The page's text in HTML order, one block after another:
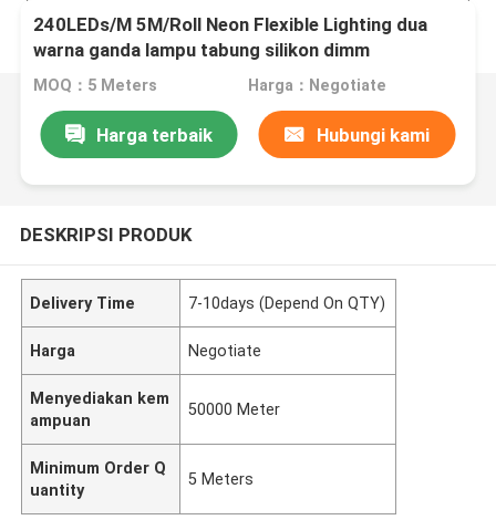
240LEDs/M 5M/Roll Neon Flexible Lighting dua
warna ganda lampu tabung silikon dimm
MOQ：5 Meters Harga：Negotiate
Harga terbaik Hubungi kami
DESKRIPSI PRODUK
Delivery Time 7-10days (Depend On QTY)
Harga Negotiate
Menyediakan kem
ampuan
50000 Meter
Minimum Order Q
uantity
5 Meters